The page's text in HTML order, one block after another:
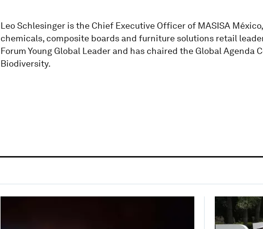
Leo Schlesinger is the Chief Executive Officer of MASISA
chemicals, composite boards and furniture solutions retail
Forum Young Global Leader and has chaired the Global Agenda
Biodiversity.